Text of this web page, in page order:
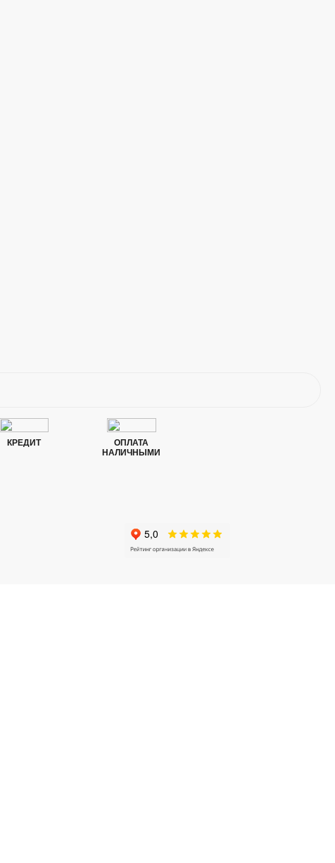
КРЕДИТ
ОПЛАТА
НАЛИЧНЫМИ